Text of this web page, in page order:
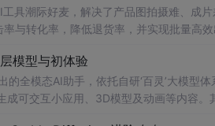
具潮际好麦，解决了产品图拍摄难、成
与转化率，降低退货率，并实现批量高效
模型与初体验
的全模态AI助手，依托自研‘百灵’大模型
成可交互小应用、3D模型及动画等内容